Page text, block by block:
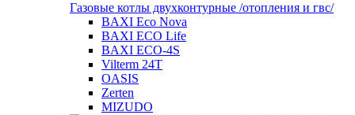
Газовые котлы двухконтурные /отопления и гвс/
BAXI Eco Nova
BAXI ECO Life
BAXI ECO-4S
Vilterm 24T
OASIS
Zerten
MIZUDO